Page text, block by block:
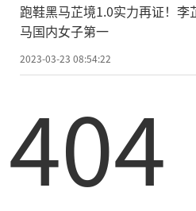
跑鞋黑马芷境1.0实力再证！李
马国内女子第一
2023-03-23 08:54:22